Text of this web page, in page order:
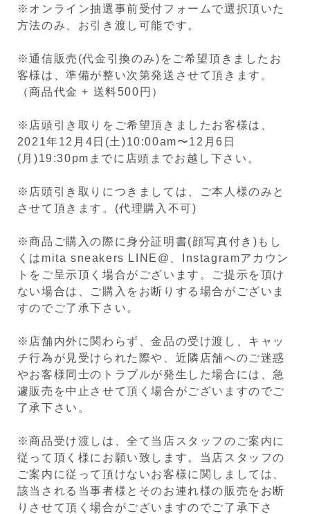
※オンライン抽選事前受付フォームで選択頂いた
方法のみ、お引き渡し可能です。
※通信販売(代金引換のみ)をご希望頂きましたお
客様は、準備が整い次第発送させて頂きます。
（商品代金 + 送料500円）
※店頭引き取りをご希望頂きましたお客様は、
2021年12月4日(土)10:00am〜12月6日
(月)19:30pmまでに店頭までお越し下さい。
※店頭引き取りにつきましては、ご本人様のみと
させて頂きます。(代理購入不可)
※商品ご購入の際に身分証明書(顔写真付き)もし
くはmita sneakers LINE@、Instagramアカウン
トをご呈示頂く場合がございます。ご提示を頂け
ない場合は、ご購入をお断りする場合がございま
すのでご了承下さい。
※店舗内外に関わらず、金品の受け渡し、キャッ
チ行為が見受けられた際や、近隣店舗へのご迷惑
やお客様同士のトラブルが発生した場合には、急
遽販売を中止させて頂く場合がございますのでご
了承下さい。
※商品受け渡しは、全て当店スタッフのご案内に
従って頂く様にお願い致します。当店スタッフの
ご案内に従って頂けないお客様に関しましては、
該当される当事者様とそのお連れ様の販売をお断
りさせて頂く場合がございますのでご了承下さ